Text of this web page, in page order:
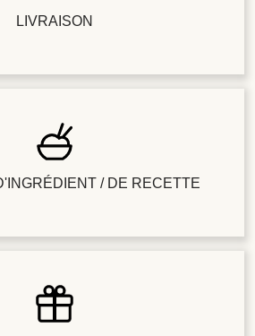
LIVRAISON
/ DE RECETTE